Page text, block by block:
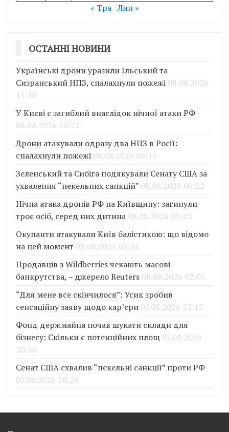
« Тра Лип »
ОСТАННІ НОВИНИ
Українські дрони уразили Ільський та
Сизранський НПЗ, спалахнули пожежі 08.08.2026
11:10
У Києві є загиблий внаслідок нічної атаки РФ
08.08.2026 10:22
Дрони атакували одразу два НПЗ в Росії:
спалахнули пожежі 08.08.2026 08:11
Зеленський та Сибіга подякували Сенату США за
ухвалення “пекельних санкцій” 08.08.2026 06:22
Нічна атака дронів РФ на Київщину: загинули
троє осіб, серед них дитина 08.08.2026 03:25
Окупанти атакували Київ балістикою: що відомо
на цей момент 08.08.2026 03:16
Продавців з Wildberries чекають масові
банкрутства, – джерело Reuters 08.08.2026 02:07
“Для мене все скінчилося”: Усик зробив
сенсаційну заяву щодо кар’єри 07.08.2026 22:17
Фонд держмайна почав шукати склади для
бізнесу: Скільки є потенційних площ 07.08.2026
20:30
Сенат США схвалив “пекельні санкції” проти РФ
07.08.2026 20:26